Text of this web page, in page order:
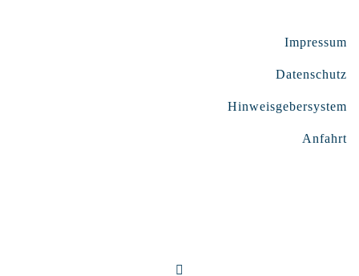
Impressum
Datenschutz
Hinweisgebersystem
Anfahrt